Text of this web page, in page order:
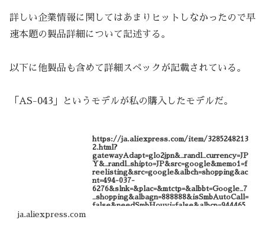
詳しい企業情報に関してはあまりヒットしなかったので早
速本題の製品詳細について記述する。
以下に他製品も含めて詳細スペックが記載されている。
「AS-043」というモデルが私の購入したモデルだ。
https://ja.aliexpress.com/item/3285248213
2.html?
gatewayAdapt=glo2jpn&_randl_currency=JP
Y&_randl_shipto=JP&src=google&memo1=f
reelisting&src=google&albch=shopping&ac
nt=494-037-
6276&slnk=&plac=&mtctp=&albbt=Google_7
_shopping&albagn=888888&isSmbAutoCall=
false&needSmbHouyi=false&albcp=944465
ja.aliexpress.com